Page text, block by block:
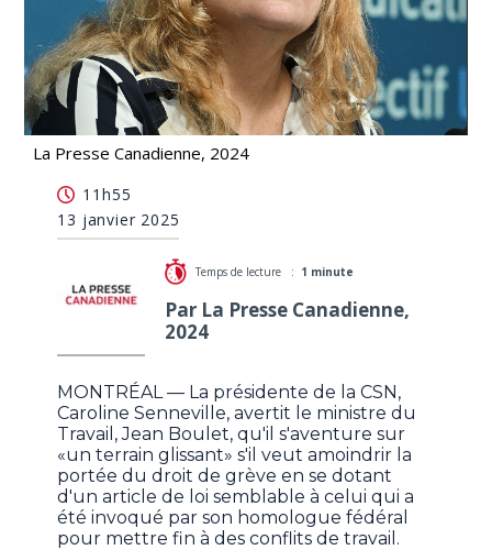
La Presse Canadienne, 2024
sur un terrain glissant» dit la CSN
11h55
13 janvier 2025
Temps de lecture : 1 minute
Par La Presse Canadienne,
2024
MONTRÉAL — La présidente de la CSN,
Caroline Senneville, avertit le ministre du
Travail, Jean Boulet, qu'il s'aventure sur
«un terrain glissant» s'il veut amoindrir la
portée du droit de grève en se dotant
d'un article de loi semblable à celui qui a
été invoqué par son homologue fédéral
pour mettre fin à des conflits de travail.